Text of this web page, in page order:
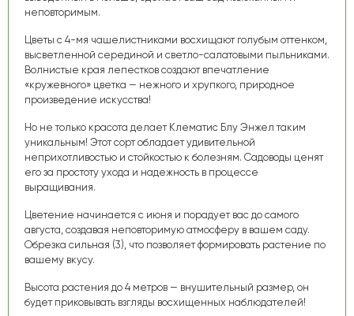
неповторимым.
Цветы с 4-мя чашелистниками восхищают голубым оттенком,
высветленной серединой и светло-салатовыми пыльниками.
Волнистые края лепестков создают впечатление
«кружевного» цветка — нежного и хрупкого, природное
произведение искусства!
Но не только красота делает Клематис Блу Энжел таким
уникальным! Этот сорт обладает удивительной
неприхотливостью и стойкостью к болезням. Садоводы ценят
его за простоту ухода и надежность в процессе
выращивания.
Цветение начинается с июня и порадует вас до самого
августа, создавая неповторимую атмосферу в вашем саду.
Обрезка сильная (3), что позволяет формировать растение по
вашему вкусу.
Высота растения до 4 метров — внушительный размер, он
будет приковывать взгляды восхищенных наблюдателей!